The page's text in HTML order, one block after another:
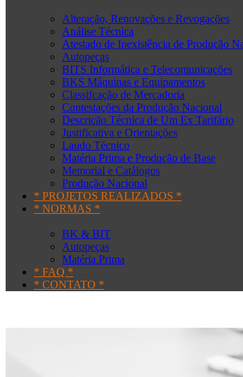
Alteração, Renovações e Revogações
Análise Técnica
Atestado de Inexistência de Produção
Autopeças
BITS Informática e Telecomunicações
BKS Máquinas e Equipamentos
Classifcação de Mercadoria
Contestações da Produção Nacional
Descrição Técnica de Um Ex Tarifário
Justificativa e Orientações
Laudo Técnico
Matéria Prima e Produção de Base
Memorial e Catálogos
Produção Nacional
* PROJETOS REALIZADOS *
* NORMAS *
BK & BIT
Autopeças
Matéria Prima
* FAQ *
* CONTATO *